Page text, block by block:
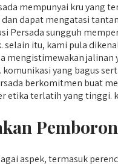
mempunyai kru yang
dapat mengatasi
Persada sungguh
itu, kami pula
mengistimewakan
yang bagus
berkomitmen buat
etika terlatih yang tinggi.
aspek, termasuk